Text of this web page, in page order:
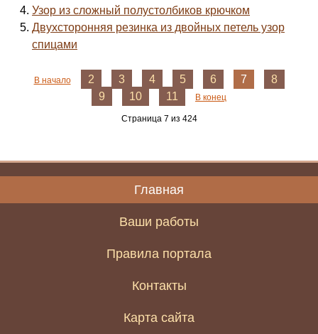
Узор из сложный полустолбиков крючком
Двухсторонняя резинка из двойных петель узор
спицами
В начало 2 3 4 5 6 7
8
9
10 11 В конец
Страница 7 из 424
Главная
Ваши работы
Правила портала
Контакты
Карта сайта